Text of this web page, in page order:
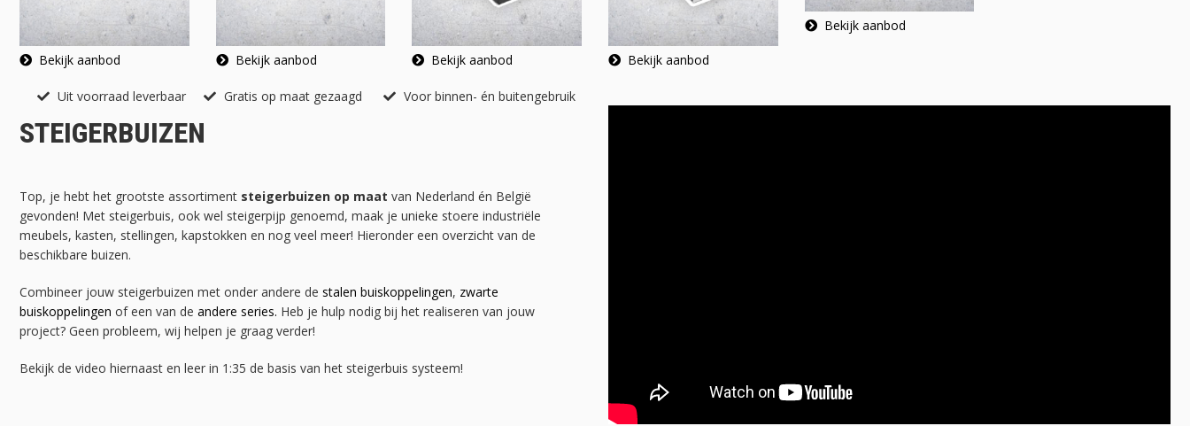
Bekijk aanbod Bekijk aanbod Bekijk aanbod Bekijk aanbod
Bekijk aanbod
Uit voorraad leverbaar Gratis op maat gezaagd Voor binnen- én buitengebruik
STEIGERBUIZEN
Top, je hebt het grootste assortiment steigerbuizen op maat van Nederland én België
gevonden! Met steigerbuis, ook wel steigerpijp genoemd, maak je unieke stoere industriële
meubels, kasten, stellingen, kapstokken en nog veel meer! Hieronder een overzicht van de
beschikbare buizen.
Combineer jouw steigerbuizen met onder andere de stalen buiskoppelingen, zwarte
buiskoppelingen of een van de andere series. Heb je hulp nodig bij het realiseren van jouw
project? Geen probleem, wij helpen je graag verder!
Bekijk de video hiernaast en leer in 1:35 de basis van het steigerbuis systeem!